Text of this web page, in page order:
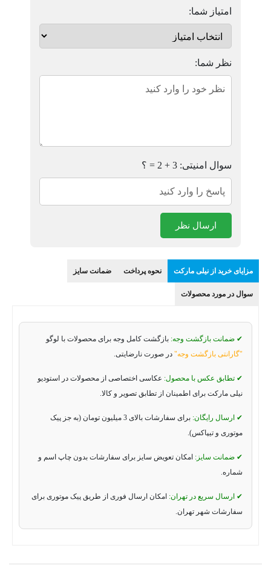
امتیاز شما:
نظر شما:
سوال امنیتی: 3 + 2 = ؟
ارسال نظر
مزایای خرید از نیلی مارکت نحوه پرداخت ضمانت سایز
سوال در مورد محصولات
✔ ضمانت بازگشت وجه: بازگشت کامل وجه برای محصولات با لوگو
"گارانتی بازگشت وجه" در صورت نارضایتی.
✔ تطابق عکس با محصول: عکاسی اختصاصی از محصولات در استودیو
نیلی مارکت برای اطمینان از تطابق تصویر و کالا.
✔ ارسال رایگان:
برای سفارشات بالای 3 میلیون تومان (به جز پیک
موتوری و تیپاکس).
✔ ضمانت سایز: امکان تعویض سایز برای سفارشات بدون چاپ اسم و
شماره.
✔ ارسال سریع در تهران: امکان ارسال فوری از طریق پیک موتوری برای
سفارشات شهر تهران.